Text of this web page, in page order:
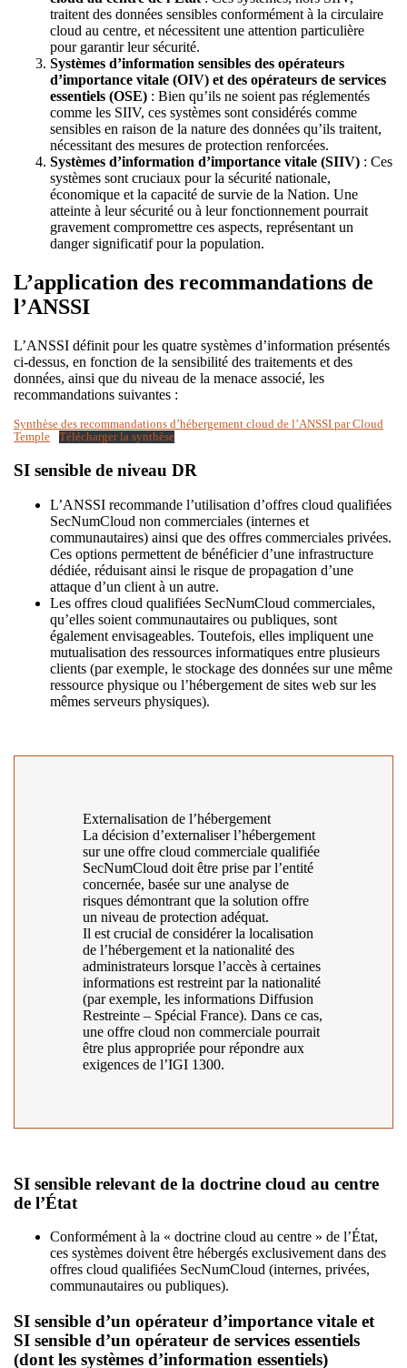
traitent des données sensibles conformément à la circulaire
cloud au centre, et nécessitent une attention particulière
pour garantir leur sécurité.
Systèmes d’information sensibles des opérateurs
d’importance vitale (OIV) et des opérateurs de services
essentiels (OSE) : Bien qu’ils ne soient pas réglementés
comme les SIIV, ces systèmes sont considérés comme
sensibles en raison de la nature des données qu’ils traitent,
nécessitant des mesures de protection renforcées.
Systèmes d’information d’importance vitale (SIIV) : Ces
systèmes sont cruciaux pour la sécurité nationale,
économique et la capacité de survie de la Nation. Une
atteinte à leur sécurité ou à leur fonctionnement pourrait
gravement compromettre ces aspects, représentant un
danger significatif pour la population.
L’application des recommandations de
l’ANSSI
L’ANSSI définit pour les quatre systèmes d’information présentés
ci-dessus, en fonction de la sensibilité des traitements et des
données, ainsi que du niveau de la menace associé, les
recommandations suivantes :
Synthèse des recommandations d’hébergement cloud de l’ANSSI par Cloud
Temple
Télécharger la synthèse
SI sensible de niveau DR
L’ANSSI recommande l’utilisation d’offres cloud qualifiées
SecNumCloud non commerciales (internes et
communautaires) ainsi que des offres commerciales privées.
Ces options permettent de bénéficier d’une infrastructure
dédiée, réduisant ainsi le risque de propagation d’une
attaque d’un client à un autre.
Les offres cloud qualifiées SecNumCloud commerciales,
qu’elles soient communautaires ou publiques, sont
également envisageables. Toutefois, elles impliquent une
mutualisation des ressources informatiques entre plusieurs
clients (par exemple, le stockage des données sur une même
ressource physique ou l’hébergement de sites web sur les
mêmes serveurs physiques).
Externalisation de l’hébergement
La décision d’externaliser l’hébergement
sur une offre cloud commerciale qualifiée
SecNumCloud doit être prise par l’entité
concernée, basée sur une analyse de
risques démontrant que la solution offre
un niveau de protection adéquat.
Il est crucial de considérer la localisation
de l’hébergement et la nationalité des
administrateurs lorsque l’accès à certaines
informations est restreint par la nationalité
(par exemple, les informations Diffusion
Restreinte – Spécial France). Dans ce cas,
une offre cloud non commerciale pourrait
être plus appropriée pour répondre aux
exigences de l’IGI 1300.
SI sensible relevant de la doctrine cloud au centre
de l’État
Conformément à la « doctrine cloud au centre » de l’État,
ces systèmes doivent être hébergés exclusivement dans des
offres cloud qualifiées SecNumCloud (internes, privées,
communautaires ou publiques).
SI sensible d’un opérateur d’importance vitale et
SI sensible d’un opérateur de services essentiels
(dont les systèmes d’information essentiels)